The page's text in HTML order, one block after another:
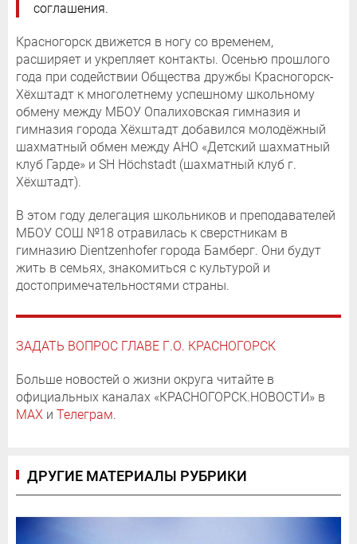
соглашения.
Красногорск движется в ногу со временем,
расширяет и укрепляет контакты. Осенью прошлого
года при содействии Общества дружбы Красногорск-
Хёхштадт к многолетнему успешному школьному
обмену между МБОУ Опалиховская гимназия и
гимназия города Хёхштадт добавился молодёжный
шахматный обмен между АНО «Детский шахматный
клуб Гарде» и SH Höchstadt (шахматный клуб г.
Хёхштадт).
В этом году делегация школьников и преподавателей
МБОУ СОШ №18 отравилась к сверстникам в
гимназию Dientzenhofer города Бамберг. Они будут
жить в семьях, знакомиться с культурой и
достопримечательностями страны.
ЗАДАТЬ ВОПРОС ГЛАВЕ Г.О. КРАСНОГОРСК
Больше новостей о жизни округа читайте в
официальных каналах «КРАСНОГОРСК.НОВОСТИ» в
MAX и Телеграм.
ДРУГИЕ МАТЕРИАЛЫ РУБРИКИ